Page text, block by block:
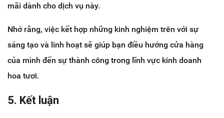
mãi dành cho dịch vụ này.
Nhớ rằng, việc kết hợp những kinh nghiệm trên với sự
sáng tạo và linh hoạt sẽ giúp bạn điều hướng cửa hàng
của mình đến sự thành công trong lĩnh vực kinh doanh
hoa tươi.
5. Kết luận